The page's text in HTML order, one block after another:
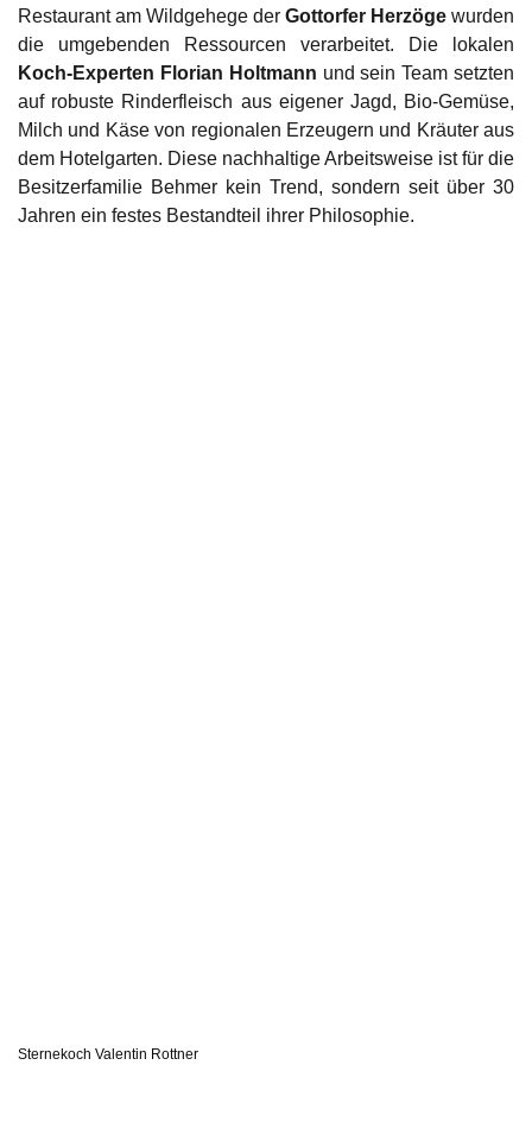
Restaurant am Wildgehege der Gottorfer Herzöge wurden
die umgebenden Ressourcen verarbeitet. Die lokalen
Koch-Experten Florian Holtmann und sein Team setzten
auf robuste Rinderfleisch aus eigener Jagd, Bio-Gemüse,
Milch und Käse von regionalen Erzeugern und Kräuter aus
dem Hotelgarten. Diese nachhaltige Arbeitsweise ist für die
Besitzerfamilie Behmer kein Trend, sondern seit über 30
Jahren ein festes Bestandteil ihrer Philosophie.
Sternekoch Valentin Rottner